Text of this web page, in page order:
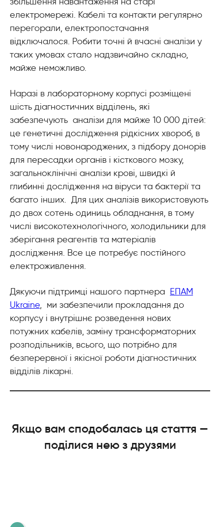
електромережі. Кабелі та контакти регулярно
перегорали, електропостачання
відключалося. Робити точні й вчасні аналізи у
таких умовах стало надзвичайно складно,
майже неможливо.
Наразі в лабораторному корпусі розміщені
шість діагностичних відділень, які
забезпечують аналізи для майже 10 000 дітей:
це генетичні дослідження рідкісних хвороб, в
тому числі новонароджених, з підбору донорів
для пересадки органів і кісткового мозку,
загальноклінічні аналізи крові, швидкі й
глибинні дослідження на віруси та бактерії та
багато інших. Для цих аналізів використовують
до двох сотень одиниць обладнання, в тому
числі високотехнологічного, холодильники для
зберігання реагентів та матеріалів
дослідження. Все це потребує постійного
електроживлення.
Дякуючи підтримці нашого партнера ЕПАМ
Ukraine, ми забезпечили прокладання до
корпусу і внутрішнє розведення нових
потужних кабелів, заміну трансформаторних
розподільників, всього, що потрібно для
безперервної і якісної роботи діагностичних
відділів лікарні.
Якщо вам сподобалась ця стаття —
поділися нею з друзями